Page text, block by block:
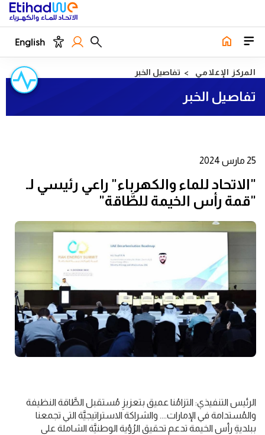
English
المركز الإعلامي تفاصيل الخبر
تفاصيل الخبر
25 مارس 2024
"الاتحاد للماء والكهرباء" راعي رئيسي لـ
"قمة رأس الخيمة للطَّاقة"
الرئيس التنفيذي: التزامُنا عميق بتعزيزِ مُستقبل الطَّاقة النظيفة
والمُستدامة في الإمارات.... والشراكة الاستراتيجيَّة التي تجمعنا
ببلديةِ رأس الخيمة تدعم تحقيق الرُؤية الوطنيَّة الشاملة على